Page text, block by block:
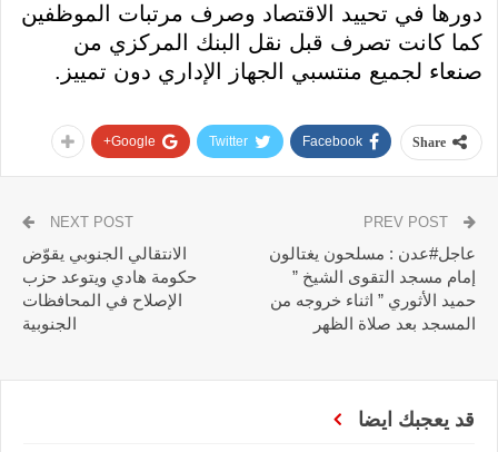
دورها في تحييد الاقتصاد وصرف مرتبات الموظفين
كما كانت تصرف قبل نقل البنك المركزي من
صنعاء لجميع منتسبي الجهاز الإداري دون تمييز.
Share
Facebook
Twitter
Google+
عاجل#عدن : مسلحون يغتالون
إمام مسجد التقوى الشيخ ”
حميد الأثوري ” اثناء خروجه من
المسجد بعد صلاة الظهر
NEXT POST
الانتقالي الجنوبي يقوّض
حكومة هادي ويتوعد حزب
الإصلاح في المحافظات
الجنوبية
قد يعجبك ايضا